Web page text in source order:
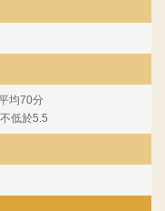
均70分
低於5.5